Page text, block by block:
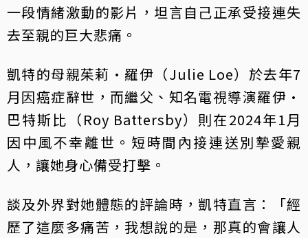
一段情緒激動的影片，坦言自己正承受接連失
去至親的巨大悲痛。
凱特的母親茱莉·羅伊（Julie Loe）於去年7
月因癌症辭世，而繼父、知名電視導演羅伊·
巴特斯比（Roy Battersby）則在2024年1月
因中風不幸離世。短時間內接連送別摯愛親
人，讓她身心備受打擊。
談及外界對她體態的評論時，凱特直言：「經
歷了這麼多痛苦，我想說的是，那真的會讓人